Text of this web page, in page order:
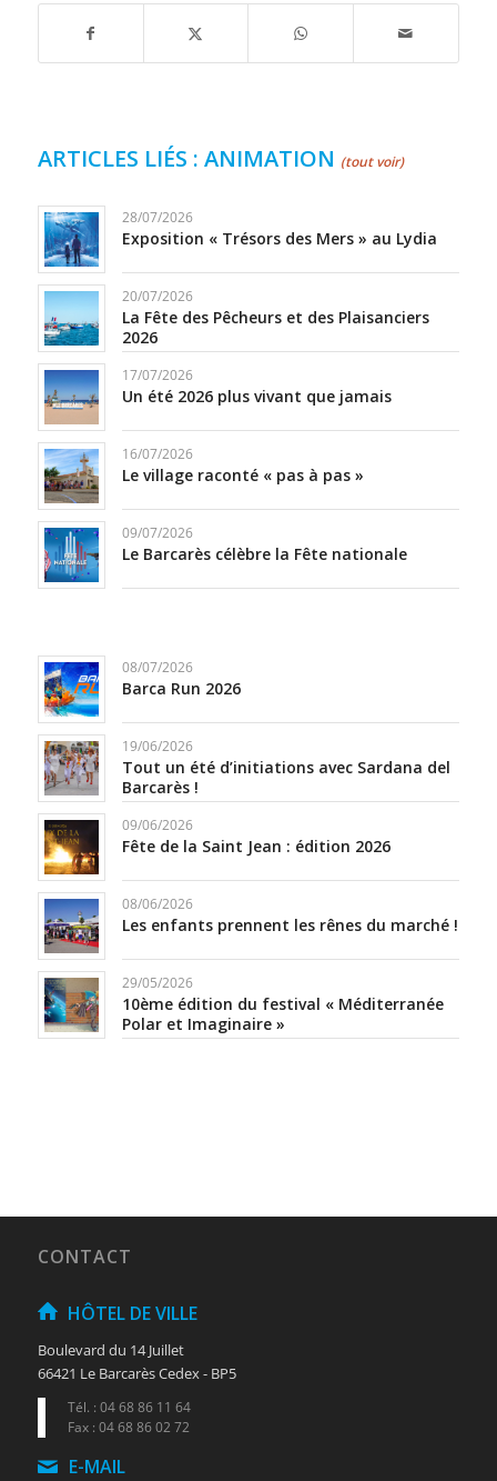
ARTICLES LIÉS : ANIMATION (tout voir)
28/07/2026
Exposition « Trésors des Mers » au Lydia
20/07/2026
La Fête des Pêcheurs et des Plaisanciers
2026
17/07/2026
Un été 2026 plus vivant que jamais
16/07/2026
Le village raconté « pas à pas »
09/07/2026
Le Barcarès célèbre la Fête nationale
08/07/2026
Barca Run 2026
19/06/2026
Tout un été d’initiations avec Sardana del
Barcarès !
09/06/2026
Fête de la Saint Jean : édition 2026
08/06/2026
Les enfants prennent les rênes du marché !
29/05/2026
10ème édition du festival « Méditerranée
Polar et Imaginaire »
CONTACT
HÔTEL DE VILLE
Boulevard du 14 Juillet
66421 Le Barcarès Cedex - BP5
Tél. : 04 68 86 11 64
Fax : 04 68 86 02 72
E-MAIL